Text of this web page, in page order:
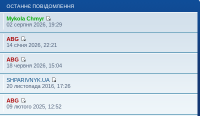
ОСТАННЄ ПОВІДОМЛЕННЯ
Mykola Chmyr
02 серпня 2026, 19:29
ABG
14 січня 2026, 22:21
ABG
18 червня 2026, 15:04
SHPARIVNYK.UA
20 листопада 2016, 17:26
ABG
09 лютого 2025, 12:52